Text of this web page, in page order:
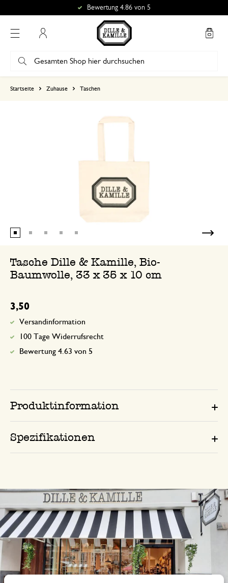
Bewertung 4.86 von 5
Startseite Zuhause Taschen
Tasche Dille & Kamille, Bio-
Baumwolle, 33 x 35 x 10 cm
3,50
Versandinformation
100 Tage Widerrufsrecht
Bewertung 4.63 von 5
Produktinformation
Spezifikationen